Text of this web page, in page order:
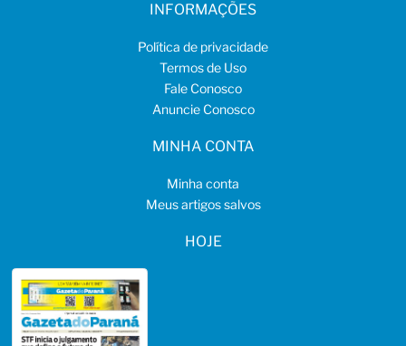
INFORMAÇÕES
Política de privacidade
Termos de Uso
Fale Conosco
Anuncie Conosco
MINHA CONTA
Minha conta
Meus artigos salvos
HOJE